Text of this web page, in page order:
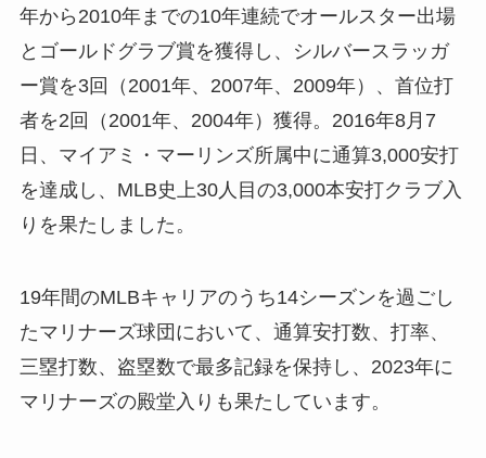
年から2010年までの10年連続でオールスター出場
とゴールドグラブ賞を獲得し、シルバースラッガ
ー賞を3回（2001年、2007年、2009年）、首位打
者を2回（2001年、2004年）獲得。2016年8月7
日、マイアミ・マーリンズ所属中に通算3,000安打
を達成し、MLB史上30人目の3,000本安打クラブ入
りを果たしました。
19年間のMLBキャリアのうち14シーズンを過ごし
たマリナーズ球団において、通算安打数、打率、
三塁打数、盗塁数で最多記録を保持し、2023年に
マリナーズの殿堂入りも果たしています。